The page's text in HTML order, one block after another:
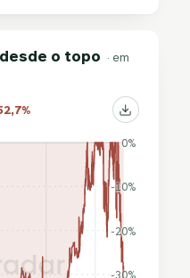
o topo · em
-30%
-20%
-10%
0%